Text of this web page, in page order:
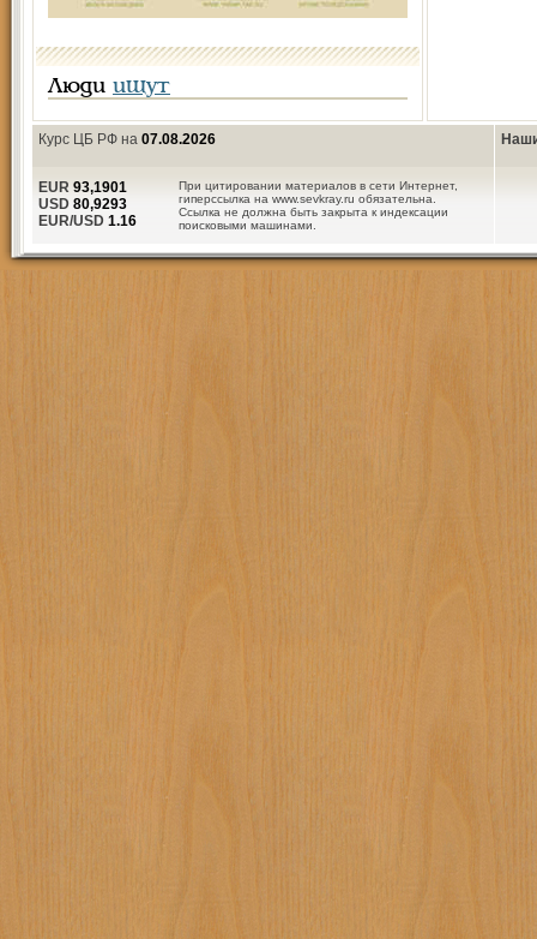
Люди ищут
Курс ЦБ РФ на 07.08.2026
При цитировании материалов в сети Интернет,
гиперссылка на www.sevkray.ru обязательна.
Ссылка не должна быть закрыта к индексации
поисковыми машинами.
EUR 93,1901
USD 80,9293
EUR/USD 1.16